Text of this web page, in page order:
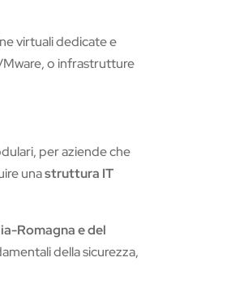
virtuali dedicate e
o infrastrutture
per aziende che
unastruttura IT
Romagna e del
della sicurezza,